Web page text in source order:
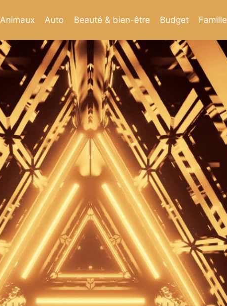
Animaux Auto Beauté & bien-être Budget Famille